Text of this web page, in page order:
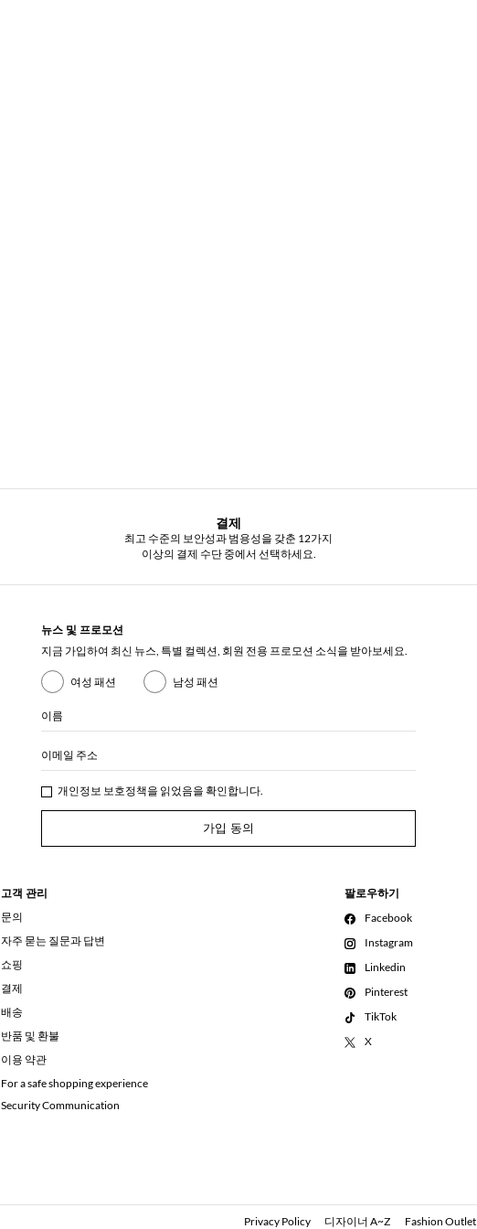
결제
최고 수준의 보안성과 범용성을 갖춘 12가지
이상의 결제 수단 중에서 선택하세요.
뉴스 및 프로모션
지금 가입하여 최신 뉴스, 특별 컬렉션, 회원 전용 프로모션 소식을 받아보세요.
여성 패션 남성 패션
이름
이메일 주소
개인정보 보호정책을 읽었음을 확인합니다.
가입 동의
고객 관리
문의
자주 묻는 질문과 답변
쇼핑
결제
배송
반품 및 환불
이용 약관
For a safe shopping experience
Security Communication
팔로우하기
Facebook
Instagram
Linkedin
Pinterest
TikTok
X
Privacy Policy 디자이너 A~Z Fashion Outlet